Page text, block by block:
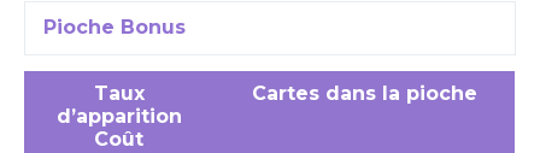
Pioche Bonus
Taux
d’apparition
Coût
Cartes dans la pioche